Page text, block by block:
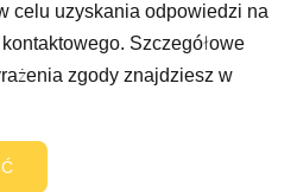
celu uzyskania odpowiedzi na
Szczegółowe
zgody znajdziesz w